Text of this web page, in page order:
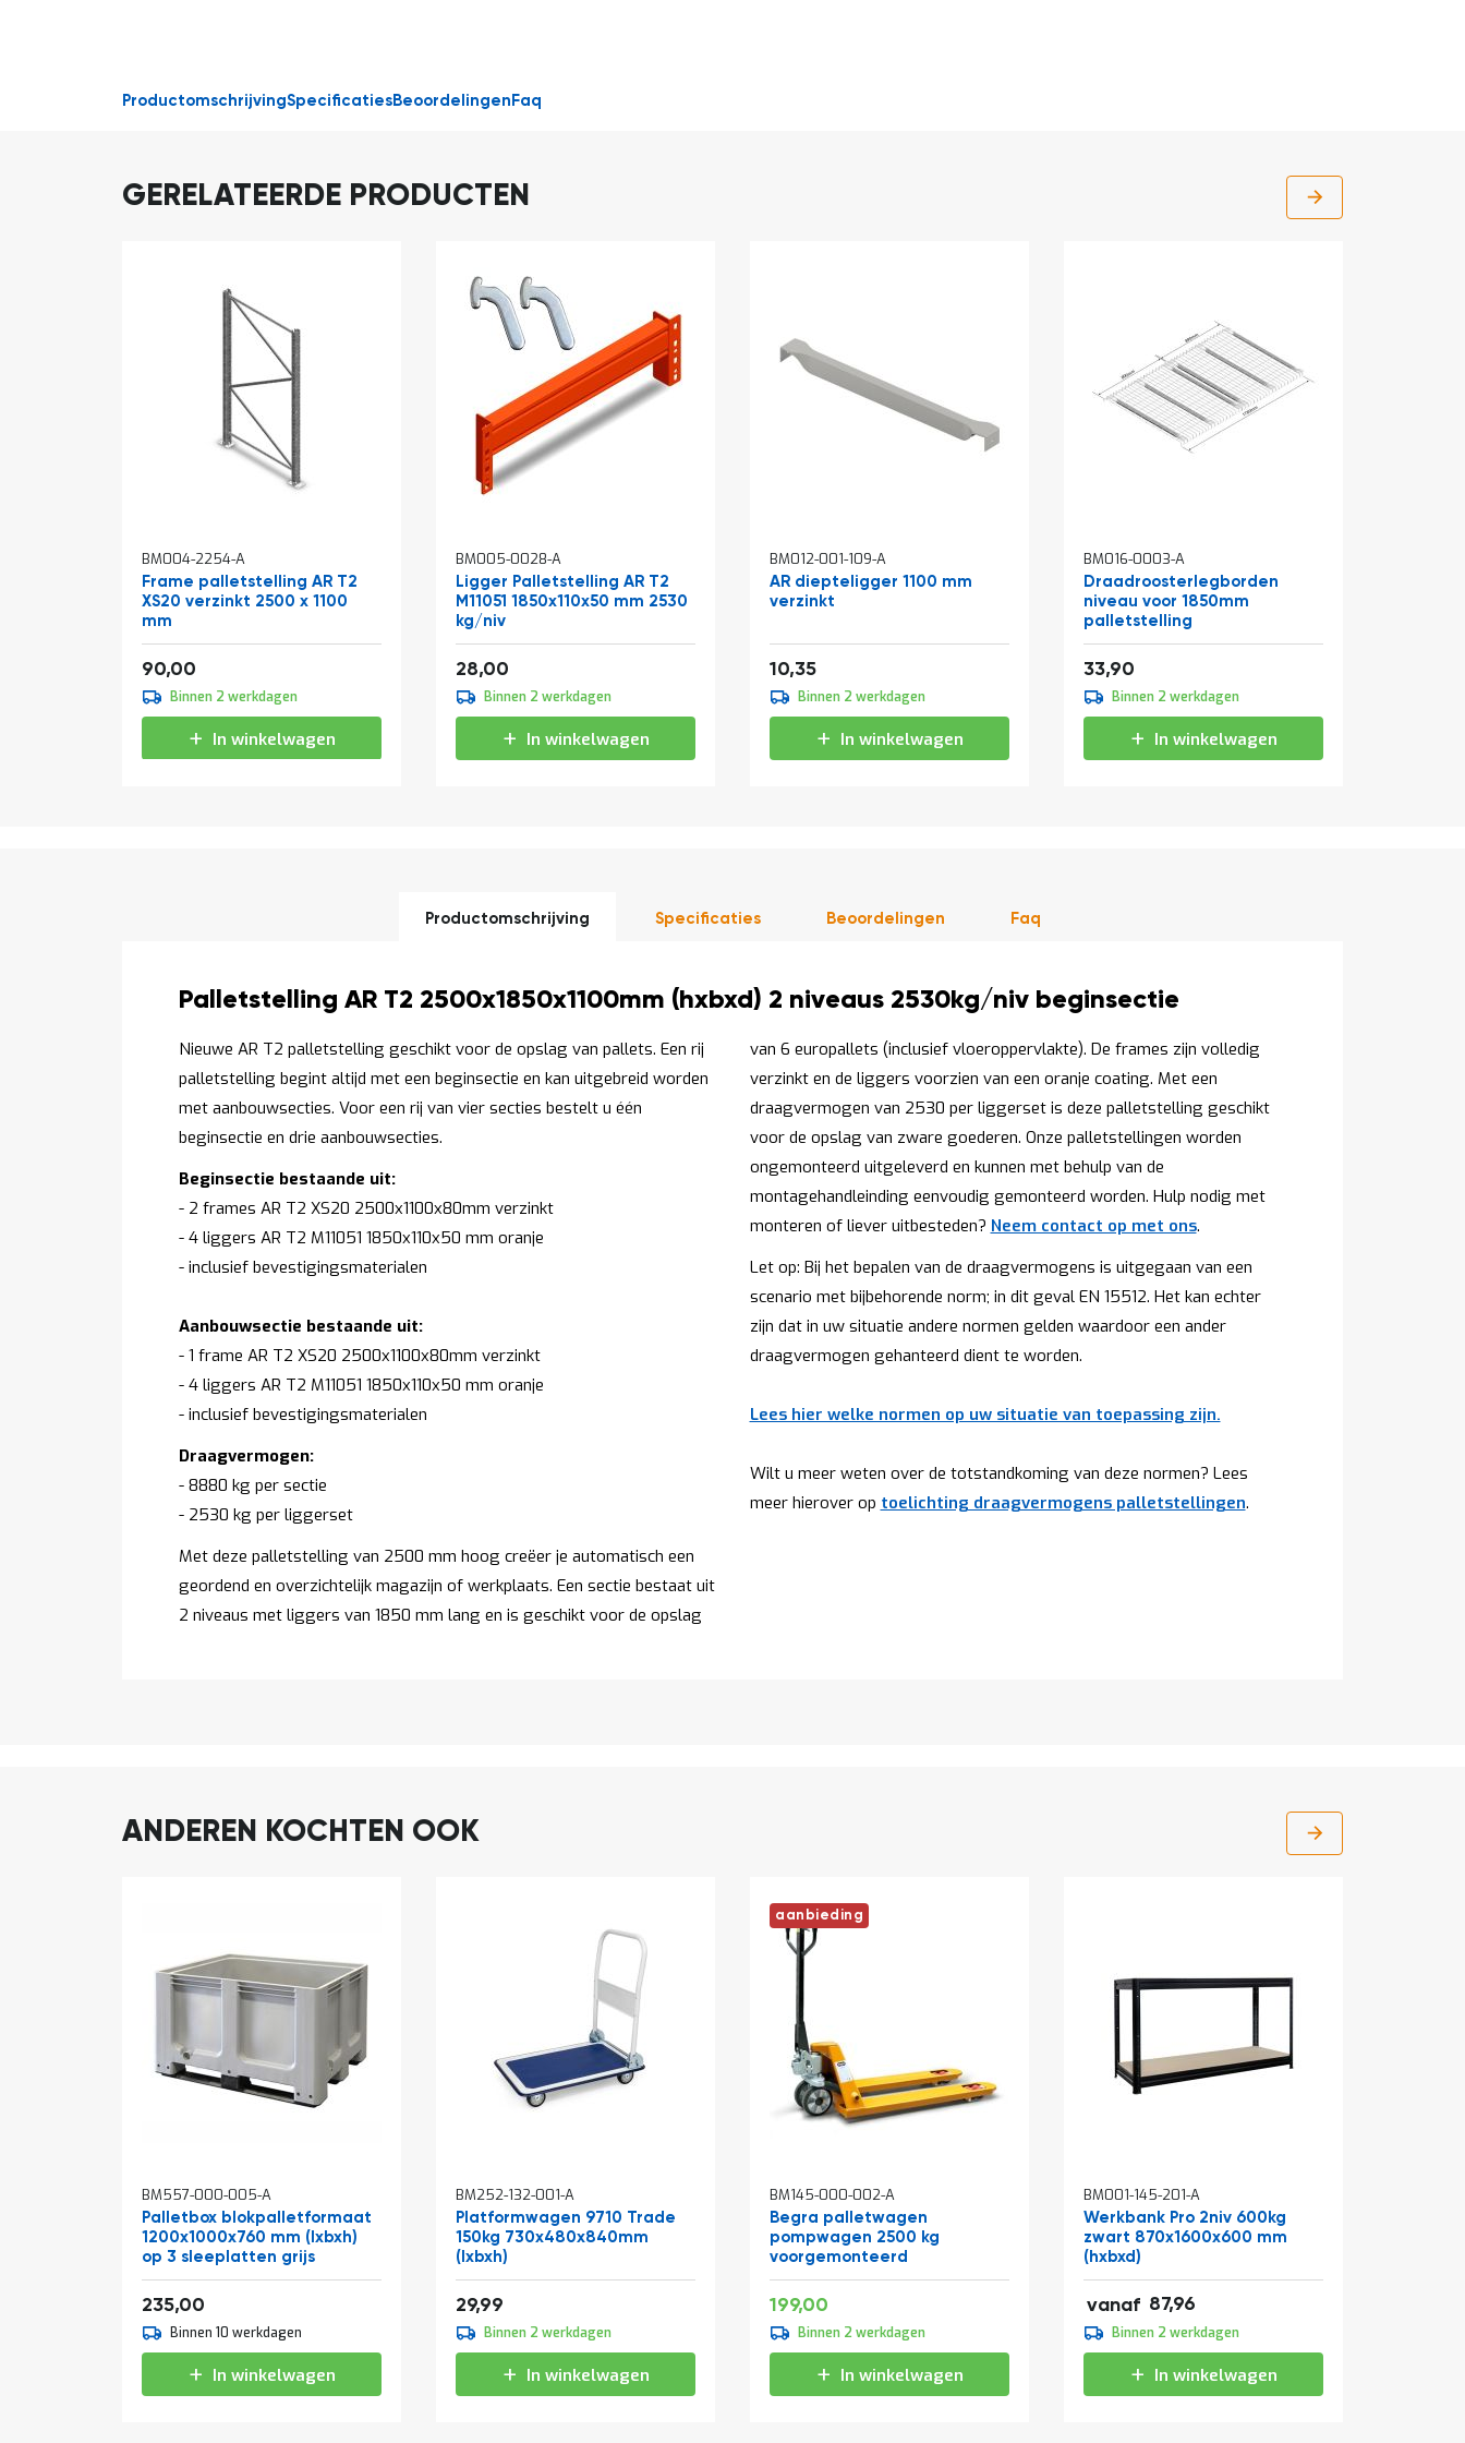
ProductomschrijvingSpecificaties Beoordelingen Faq
GERELATEERDE PRODUCTEN
BM004-2254-A
Frame palletstelling AR T2
XS20 verzinkt 2500 x 1100
mm
Vanaf
90,00
Binnen 2 werkdagen
In winkelwagen
BM005-0028-A
Ligger Palletstelling AR T2
M11051 1850x110x50 mm 2530
kg/niv
Vanaf
28,00
Binnen 2 werkdagen
In winkelwagen
BM012-001-109-A
AR diepteligger 1100 mm
verzinkt
10,35
Binnen 2 werkdagen
In winkelwagen
BM016-0003-A
Draadroosterlegborden
niveau voor 1850mm
palletstelling
Vanaf
33,90
Binnen 2 werkdagen
In winkelwagen
Productomschrijving
Productomschrijving
Palletstelling AR T2 2500x1850x1100mm (hxbxd) 2 niveaus 2530kg/niv beginsectie
Nieuwe AR T2 palletstelling geschikt voor de opslag van pallets. Een rij
palletstelling begint altijd met een beginsectie en kan uitgebreid worden
met aanbouwsecties. Voor een rij van vier secties bestelt u één
beginsectie en drie aanbouwsecties.
Beginsectie bestaande uit:
- 2 frames AR T2 XS20 2500x1100x80mm verzinkt
- 4 liggers AR T2 M11051 1850x110x50 mm oranje
- inclusief bevestigingsmaterialen
Aanbouwsectie bestaande uit:
- 1 frame AR T2 XS20 2500x1100x80mm verzinkt
- 4 liggers AR T2 M11051 1850x110x50 mm oranje
- inclusief bevestigingsmaterialen
Draagvermogen:
- 8880 kg per sectie
- 2530 kg per liggerset
Met deze palletstelling van 2500 mm hoog creëer je automatisch een
geordend en overzichtelijk magazijn of werkplaats. Een sectie bestaat uit
2 niveaus met liggers van 1850 mm lang en is geschikt voor de opslag
van 6 europallets (inclusief vloeroppervlakte). De frames zijn volledig
verzinkt en de liggers voorzien van een oranje coating. Met een
draagvermogen van 2530 per liggerset is deze palletstelling geschikt
voor de opslag van zware goederen. Onze palletstellingen worden
ongemonteerd uitgeleverd en kunnen met behulp van de
montagehandleinding eenvoudig gemonteerd worden. Hulp nodig met
monteren of liever uitbesteden? Neem contact op met ons.
Let op: Bij het bepalen van de draagvermogens is uitgegaan van een
scenario met bijbehorende norm; in dit geval EN 15512. Het kan echter
zijn dat in uw situatie andere normen gelden waardoor een ander
draagvermogen gehanteerd dient te worden.
Lees hier welke normen op uw situatie van toepassing zijn.
Wilt u meer weten over de totstandkoming van deze normen? Lees
meer hierover op toelichting draagvermogens palletstellingen.
Specificaties Beoordelingen Faq
ANDEREN KOCHTEN OOK
BM557-000-005-A
Palletbox blokpalletformaat
1200x1000x760 mm (lxbxh)
op 3 sleeplatten grijs
235,00
winkelwagen
Binnen 10 werkdagen
In winkelwagen
BM252-132-001-A
Platformwagen 9710 Trade
150kg 730x480x840mm
(lxbxh)
29,99
winkelwagen
Binnen 2 werkdagen
In winkelwagen
aanbieding
BM145-000-002-A
Begra palletwagen
pompwagen 2500 kg
voorgemonteerd
Speciale
prijs
199,00
winkelwagen
Binnen 2 werkdagen
In winkelwagen
BM001-145-201-A
Werkbank Pro 2niv 600kg
zwart 870x1600x600 mm
(hxbxd)
vanaf 87,96
106,43
109,95
133,04
winkelwagen
Binnen 2 werkdagen
In winkelwagen